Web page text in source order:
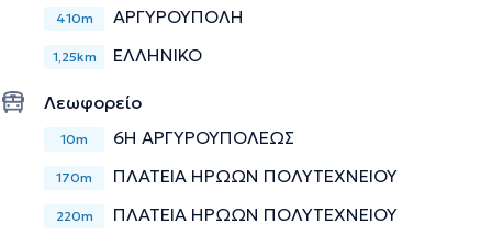
410m ΑΡΓΥΡΟΥΠΟΛΗ
1,25km ΕΛΛΗΝΙΚΟ
Λεωφορείο
10m 6Η ΑΡΓΥΡΟΥΠΟΛΕΩΣ
170m ΠΛΑΤΕΙΑ ΗΡΩΩΝ ΠΟΛΥΤΕΧΝΕΙΟΥ
220m ΠΛΑΤΕΙΑ ΗΡΩΩΝ ΠΟΛΥΤΕΧΝΕΙΟΥ